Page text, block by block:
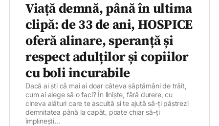
Viață demnă, până în ultima
clipă: de 33 de ani, HOSPICE
oferă alinare, speranță și
respect adulților și copiilor
cu boli incurabile
Dacă ai ști că mai ai doar câteva săptămâni de trăit,
cum ai alege să o faci? În liniște, fără durere, cu
cineva alături care te ascultă și te ajută să-ți păstrezi
demnitatea până la capăt, poate chiar să-ți
împlinești...